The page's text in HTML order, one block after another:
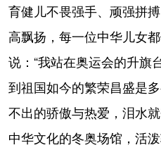
育健儿不畏强手、顽强拼
高飘扬，每一位中华儿女
说：“我站在奥运会的升旗
到祖国如今的繁荣昌盛是
不出的骄傲与热爱，泪水
中华文化的冬奥场馆，活